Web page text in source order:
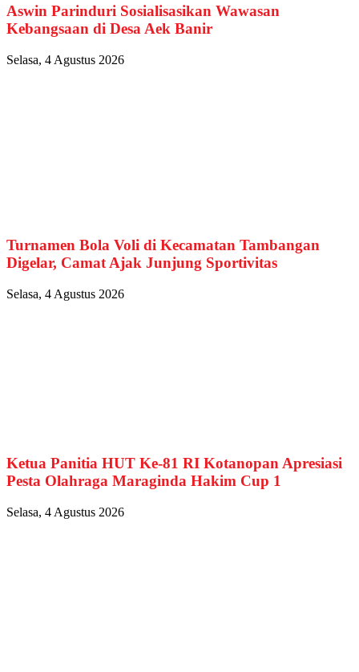
Aswin Parinduri Sosialisasikan Wawasan
Kebangsaan di Desa Aek Banir
Selasa, 4 Agustus 2026
Turnamen Bola Voli di Kecamatan Tambangan
Digelar, Camat Ajak Junjung Sportivitas
Selasa, 4 Agustus 2026
Ketua Panitia HUT Ke-81 RI Kotanopan Apresiasi
Pesta Olahraga Maraginda Hakim Cup 1
Selasa, 4 Agustus 2026